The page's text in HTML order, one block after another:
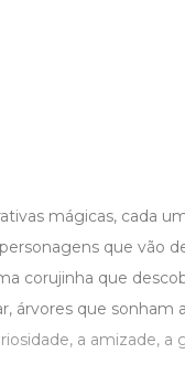
mágicas, cada
que vão
corujinha que
árvores que sonham
a amizade,